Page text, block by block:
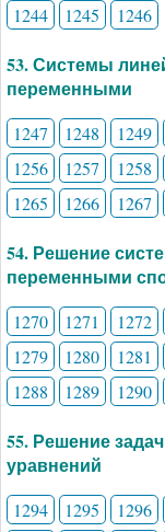
1244
1245 1246
53. Системы
переменными
1247 1248 1249
1256
1257 1258
1265
1266 1267
54. Решение
переменными
1270 1271 1272
1279
1280 1281
1288
1289 1290
55. Решение
уравнений
1294 1295 1296